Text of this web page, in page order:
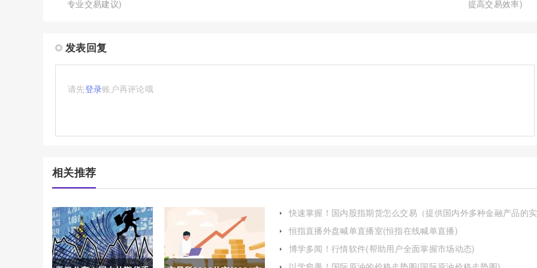
专业交易建议) 提高交易效率)
发表回复
请先登录账户再评论哦
相关推荐
快速掌握！国内股指期货怎么交易（提供国内外多种金融产品的实
恒指直播外盘喊单直播室(恒指在线喊单直播)
博学多闻！行情软件(帮助用户全面掌握市场动态)